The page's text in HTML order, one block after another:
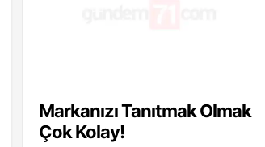
Markanızı Tanıtmak Olmak
Çok Kolay!